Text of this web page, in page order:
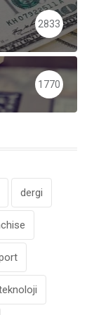
2833
1770
dergi